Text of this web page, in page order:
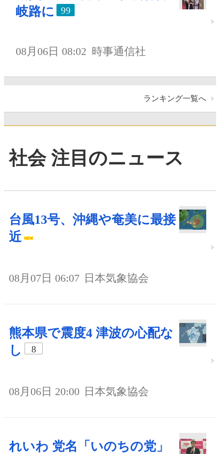
岐路に
99
08月06日 08:02 時事通信社
ランキング一覧へ
社会 注目のニュース
台風13号、沖縄や奄美に最接
近
08月07日 06:07 日本気象協会
熊本県で震度4 津波の心配な
し
8
08月06日 20:00 日本気象協会
れいわ 党名「いのちの党」